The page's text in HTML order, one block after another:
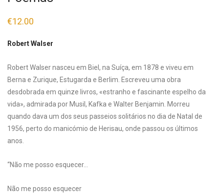
€12.00
Robert Walser
Robert Walser nasceu em Biel, na Suíça, em 1878 e viveu em
Berna e Zurique, Estugarda e Berlim. Escreveu uma obra
desdobrada em quinze livros, «estranho e fascinante espelho da
vida», admirada por Musil, Kafka e Walter Benjamin. Morreu
quando dava um dos seus passeios solitários no dia de Natal de
1956, perto do manicómio de Herisau, onde passou os últimos
anos.
“Não me posso esquecer…
Não me posso esquecer